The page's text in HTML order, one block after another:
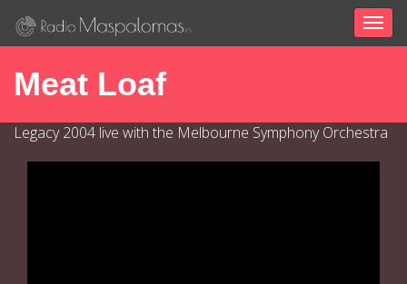
Meat Loaf
Legacy 2004 live with the Melbourne Symphony Orchestra